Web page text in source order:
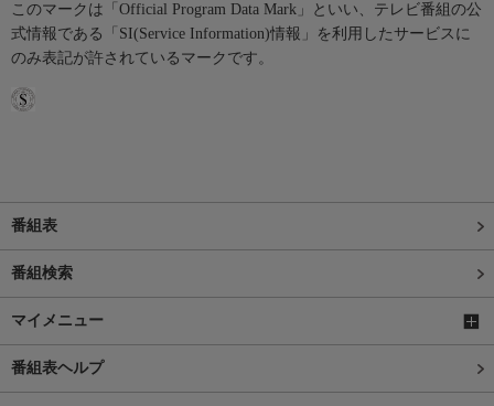
このマークは「Official Program Data Mark」といい、テレビ番組の公
式情報である「SI(Service Information)情報」を利用したサービスに
のみ表記が許されているマークです。
番組表
番組検索
マイメニュー
番組表ヘルプ